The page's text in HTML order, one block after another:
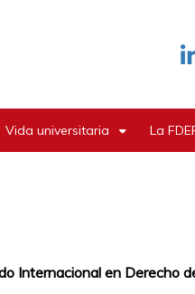
Vida universitaria La
Internacional en Derecho